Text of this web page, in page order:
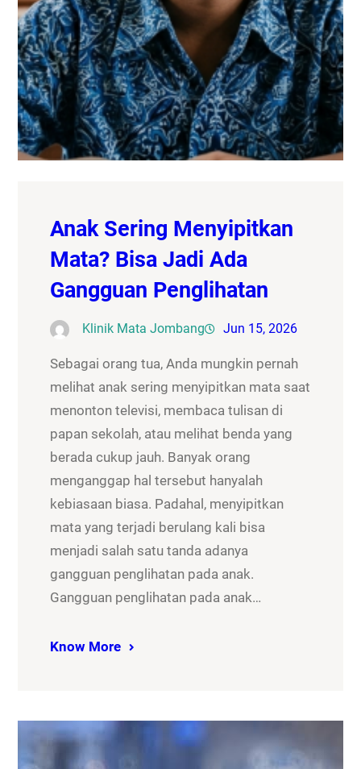
Anak Sering Menyipitkan
Mata? Bisa Jadi Ada
Gangguan Penglihatan
Klinik Mata Jombang Jun 15, 2026
Sebagai orang tua, Anda mungkin pernah
melihat anak sering menyipitkan mata saat
menonton televisi, membaca tulisan di
papan sekolah, atau melihat benda yang
berada cukup jauh. Banyak orang
menganggap hal tersebut hanyalah
kebiasaan biasa. Padahal, menyipitkan
mata yang terjadi berulang kali bisa
menjadi salah satu tanda adanya
gangguan penglihatan pada anak.
Gangguan penglihatan pada anak…
Know More